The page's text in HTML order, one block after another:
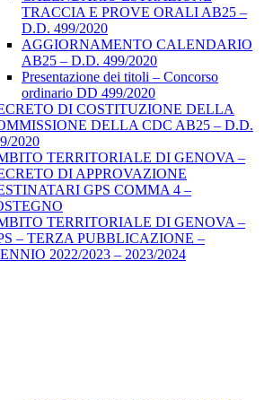
TRACCIA E PROVE ORALI AB25 –
D.D. 499/2020
AGGIORNAMENTO CALENDARIO
AB25 – D.D. 499/2020
Presentazione dei titoli – Concorso
ordinario DD 499/2020
DI COSTITUZIONE DELLA
DELLA CDC AB25 – D.D.
2020
TERRITORIALE DI GENOVA –
DI APPROVAZIONE
GPS COMMA 4 –
TERRITORIALE DI GENOVA –
– TERZA PUBBLICAZIONE –
2022/2023 – 2023/2024